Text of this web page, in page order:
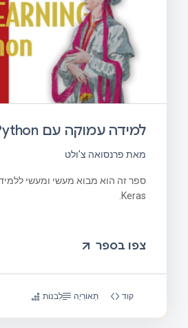
למידה עמוקה עם Python
מאת פרנסואה צ'ולט
ספר זה הוא מבוא מעשי ומעשי
Keras.
צפו בספר
קוד תֵאוֹרִיָה לִבנוֹת